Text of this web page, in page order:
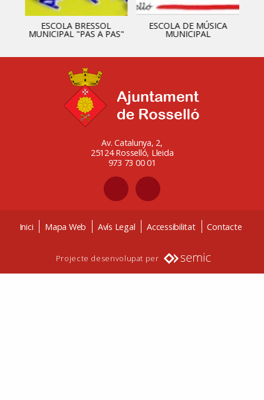
ESCOLA BRESSOL
MUNICIPAL "PAS A PAS"
ESCOLA DE MÚSICA
MUNICIPAL
Av. Catalunya, 2,
25124 Rosselló, Lleida
973 73 00 01
Inici Mapa Web Avís Legal Accessibilitat Contacte
Projecte desenvolupat per